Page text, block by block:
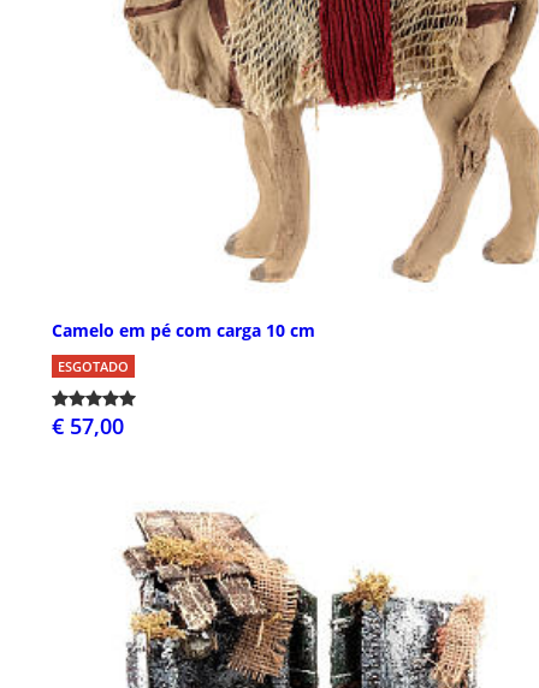
Camelo em pé com carga 10 cm
ESGOTADO
€ 57,00